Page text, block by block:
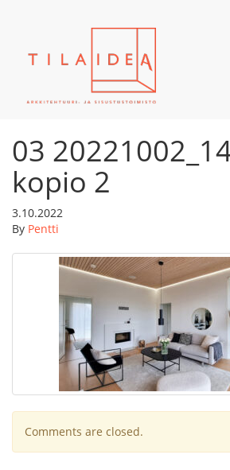
03
kopio 2
3.10.2022
By Pentti
Comments are closed.